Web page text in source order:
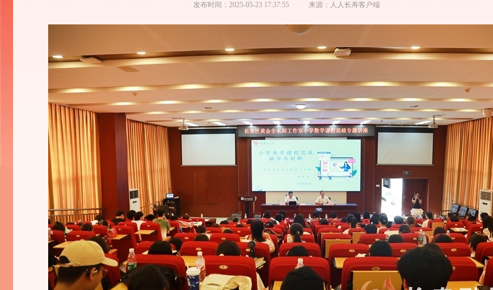
发布时间： 2025-05-23 17:37:55 来源： 人人长寿客户端